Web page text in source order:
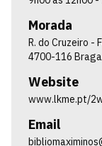
Morada
R. do Cruzeiro -
4700-116 Braga
Website
www.lkme.pt/
Email